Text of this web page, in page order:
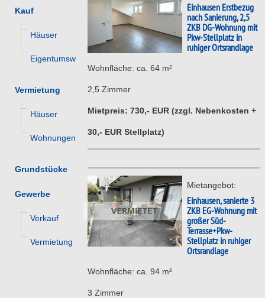
Kauf
Häuser
Eigentumswohnungen
Vermietung
Häuser
Wohnungen
Grundstücke
Gewerbe
Verkauf
Vermietung
Einhausen Erstbezug
nach Sanierung, 2,5
ZKB DG-Wohnung mit
Pkw-Stellplatz in
ruhiger Ortsrandlage
Wohnfläche: ca. 64 m²
2,5 Zimmer
Mietpreis: 730,- EUR (zzgl. Nebenkosten +
30,- EUR Stellplatz)
Mietangebot:
Einhausen, sanierte 3
ZKB EG-Wohnung mit
großer Süd-
Terrasse+Pkw-
Stellplatz in ruhiger
Ortsrandlage
Wohnfläche: ca. 94 m²
3 Zimmer